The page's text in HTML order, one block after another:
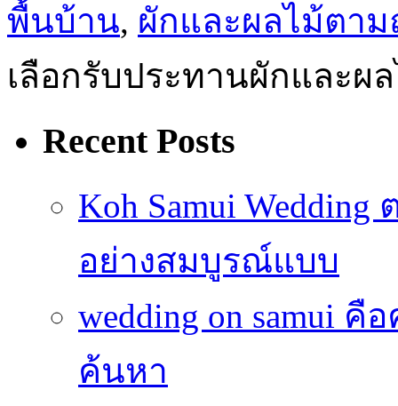
พื้นบ้าน, ผักและผลไม้ตา
เลือกรับประทานผักและผ
Recent Posts
Koh Samui
อย่างสมบูรณ์แบบ
wedding on samui
ค้นหา